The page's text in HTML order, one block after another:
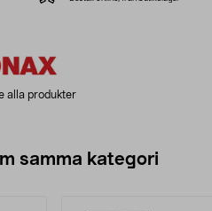
alla produkter
samma kategori